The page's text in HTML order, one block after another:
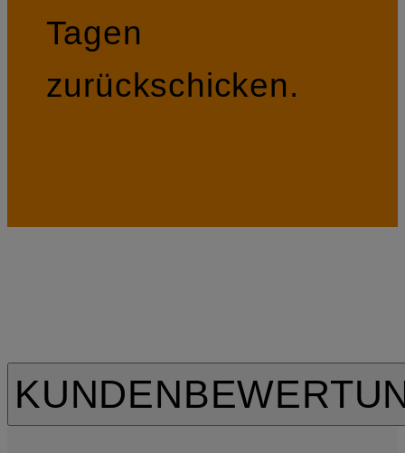
Tagen
zurückschicken.